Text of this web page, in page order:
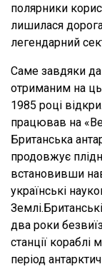
полярники
лишилася
легендарний
Саме завдяки
отриманим на
1985 році
працював на
Британська
продовжує
встановивши
українські
два роки
станції кораблі
період